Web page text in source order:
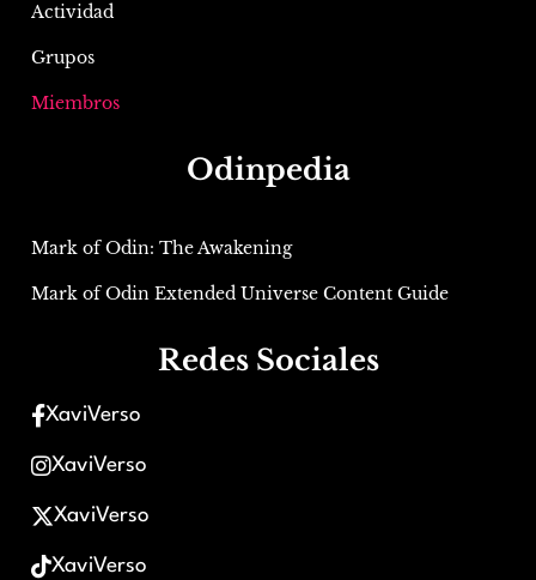
Actividad
Grupos
Miembros
Odinpedia
Mark of Odin: The Awakening
Mark of Odin Extended Universe Content Guide
Redes Sociales
XaviVerso
XaviVerso
XaviVerso
XaviVerso